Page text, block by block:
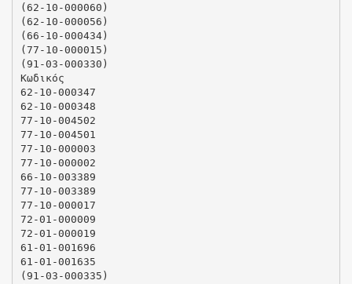
(62-10-000060)
(62-10-000056)
(66-10-000434)
(77-10-000015)
(91-03-000330)
Κωδικός
62-10-000347
62-10-000348
77-10-004502
77-10-004501
77-10-000003
77-10-000002
66-10-003389
77-10-003389
77-10-000017
72-01-000009
72-01-000019
61-01-001696
61-01-001635
(91-03-000335)